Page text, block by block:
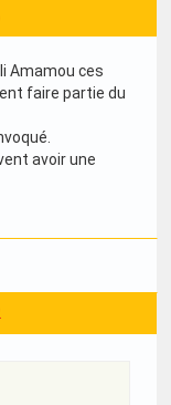
Amamou ces
faire partie du
avoir une